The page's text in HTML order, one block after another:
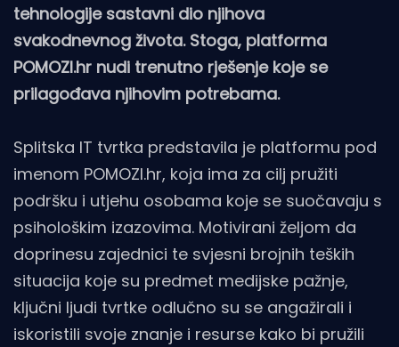
tehnologije sastavni dio njihova
svakodnevnog života. Stoga, platforma
POMOZI.hr nudi trenutno rješenje koje se
prilagođava njihovim potrebama.
Splitska IT tvrtka predstavila je platformu pod
imenom POMOZI.hr, koja ima za cilj pružiti
podršku i utjehu osobama koje se suočavaju s
psihološkim izazovima. Motivirani željom da
doprinesu zajednici te svjesni brojnih teških
situacija koje su predmet medijske pažnje,
ključni ljudi tvrtke odlučno su se angažirali i
iskoristili svoje znanje i resurse kako bi pružili